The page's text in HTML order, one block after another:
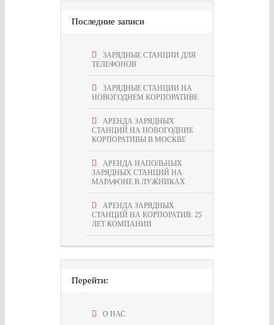
Последние записи
ЗАРЯДНЫЕ СТАНЦИИ ДЛЯ
ТЕЛЕФОНОВ
ЗАРЯДНЫЕ СТАНЦИИ НА
НОВОГОДНЕМ КОРПОРАТИВЕ
АРЕНДА ЗАРЯДНЫХ
СТАНЦИЙ НА НОВОГОДНИЕ
КОРПОРАТИВЫ В МОСКВЕ
АРЕНДА НАПОЛЬНЫХ
ЗАРЯДНЫХ СТАНЦИЙ НА
МАРАФОНЕ В ЛУЖНИКАХ
АРЕНДА ЗАРЯДНЫХ
СТАНЦИЙ НА КОРПОРАТИВ: 25
ЛЕТ КОМПАНИИ
Перейти:
О НАС